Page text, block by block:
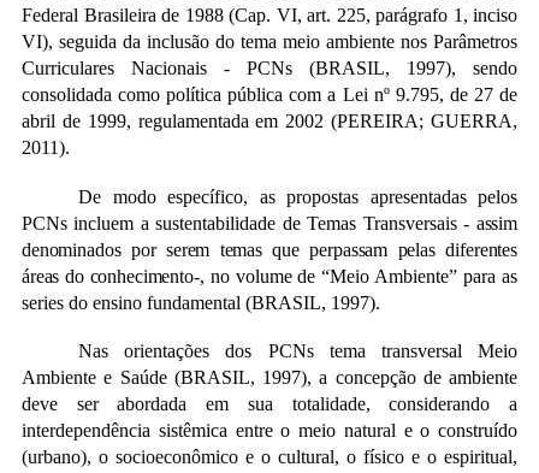
Federal Brasileira de 1988 (Cap. VI, art. 225, parágrafo 1, inciso
VI), seguida da inclusão do tema meio ambiente nos Parâmetros
Curriculares Nacionais - PCNs (BRASIL, 1997), sendo
consolidada como política pública com a Lei nº 9.795, de 27 de
abril de 1999, regulamentada em 2002 (PEREIRA; GUERRA,
2011).
De modo específico, as propostas apresentadas pelos
PCNs incluem a sustentabilidade de Temas Transversais - assim
denominados por serem temas que perpassam pelas diferentes
áreas do conhecimento-, no volume de “Meio Ambiente” para as
series do ensino fundamental (BRASIL, 1997).
Nas orientações dos PCNs tema transversal Meio
Ambiente e Saúde (BRASIL, 1997), a concepção de ambiente
deve ser abordada em sua totalidade, considerando a
interdependência sistêmica entre o meio natural e o construído
(urbano), o socioeconômico e o cultural, o físico e o espiritual,